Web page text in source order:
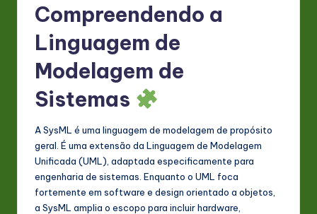
w
o
Compreendendo a
Linguagem de
Modelagem de
Sistemas
A SysML é uma linguagem de modelagem de propósito
geral. É uma extensão da Linguagem de Modelagem
Unificada (UML), adaptada especificamente para
engenharia de sistemas. Enquanto o UML foca
fortemente em software e design orientado a objetos,
a SysML amplia o escopo para incluir hardware,